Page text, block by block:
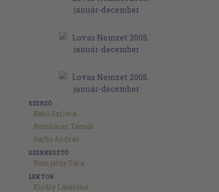
SZERZŐ
Babó Szilvia
Rombauer Tamás
Sarbu András
SZERKESZTŐ
Komjáthy Sára
LEKTOR
Király Lászlóné